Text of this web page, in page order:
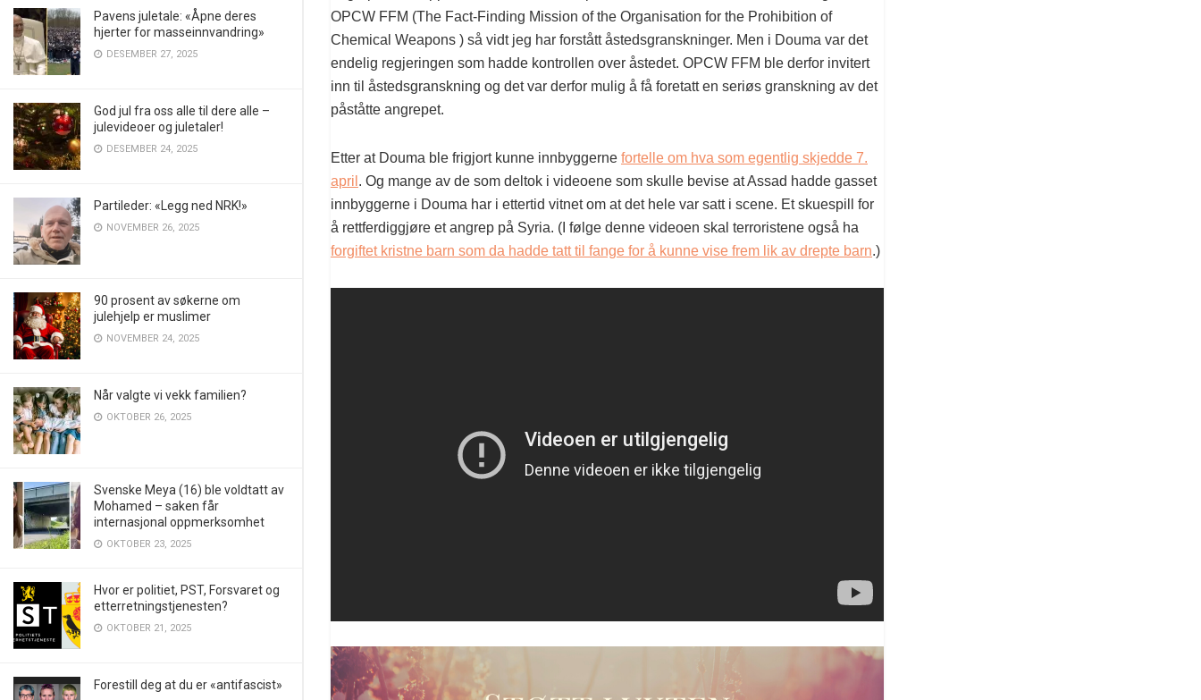
Pavens juletale: «Åpne deres
hjerter for masseinnvandring»
DESEMBER 27, 2025
God jul fra oss alle til dere alle –
julevideoer og juletaler!
DESEMBER 24, 2025
Partileder: «Legg ned NRK!»
NOVEMBER 26, 2025
90 prosent av søkerne om
julehjelp er muslimer
NOVEMBER 24, 2025
Når valgte vi vekk familien?
OKTOBER 26, 2025
Svenske Meya (16) ble voldtatt av
Mohamed – saken får
internasjonal oppmerksomhet
OKTOBER 23, 2025
Hvor er politiet, PST, Forsvaret og
etterretningstjenesten?
OKTOBER 21, 2025
Forestill deg at du er «antifascist»
OPCW FFM (The Fact-Finding Mission of the Organisation for the Prohibition of
Chemical Weapons ) så vidt jeg har forstått åstedsgranskninger. Men i Douma var det
endelig regjeringen som hadde kontrollen over åstedet. OPCW FFM ble derfor invitert
inn til åstedsgranskning og det var derfor mulig å få foretatt en seriøs granskning av det
påståtte angrepet.
Etter at Douma ble frigjort kunne innbyggerne fortelle om hva som egentlig skjedde 7.
april . Og mange av de som deltok i videoene som skulle bevise at Assad hadde gasset
innbyggerne i Douma har i ettertid vitnet om at det hele var satt i scene. Et skuespill for
å rettferdiggjøre et angrep på Syria. (I følge denne videoen skal terroristene også ha
forgiftet kristne barn som da hadde tatt til fange for å kunne vise frem lik av drepte barn.)